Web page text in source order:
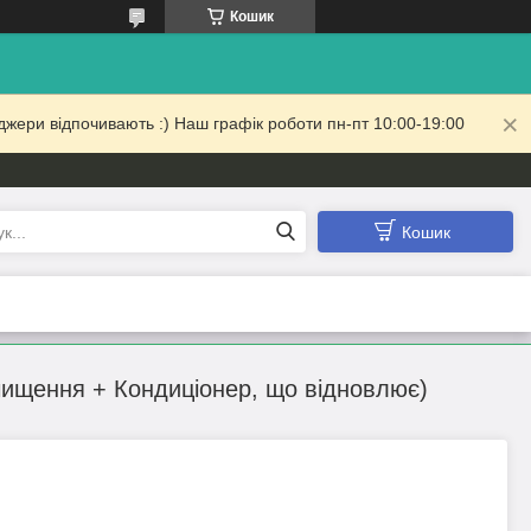
Кошик
відпочивають :) Наш графік роботи пн-пт 10:00-19:00
Кошик
+ Кондиціонер, що відновлює)